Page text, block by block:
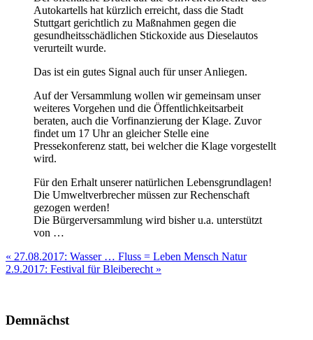
Autokartells hat kürzlich erreicht, dass die Stadt
Stuttgart gerichtlich zu Maßnahmen gegen die
gesundheitsschädlichen Stickoxide aus Dieselautos
verurteilt wurde.
Das ist ein gutes Signal auch für unser Anliegen.
Auf der Versammlung wollen wir gemeinsam unser
weiteres Vorgehen und die Öffentlichkeitsarbeit
beraten, auch die Vorfinanzierung der Klage. Zuvor
findet um 17 Uhr an gleicher Stelle eine
Pressekonferenz statt, bei welcher die Klage vorgestellt
wird.
Für den Erhalt unserer natürlichen Lebensgrundlagen!
Die Umweltverbrecher müssen zur Rechenschaft
gezogen werden!
Die Bürgerversammlung wird bisher u.a. unterstützt
von …
Beitragsnavigation
« 27.08.2017: Wasser … Fluss = Leben Mensch Natur
2.9.2017: Festival für Bleiberecht »
Demnächst